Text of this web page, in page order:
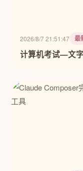
2026/8/7 21:51:47 最
计算机考试—文